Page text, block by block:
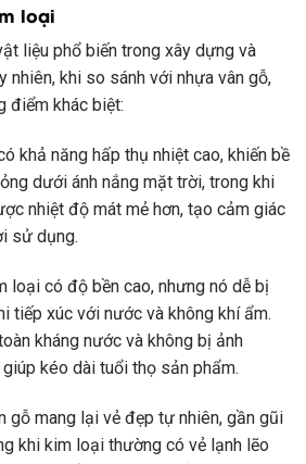
loại
liệu phổ biến trong xây dựng và
nhiên, khi so sánh với nhựa vân gỗ,
điểm khác biệt:
khả năng hấp thụ nhiệt cao, khiến bề
dưới ánh nắng mặt trời, trong khi
nhiệt độ mát mẻ hơn, tạo cảm giác
sử dụng.
loại có độ bền cao, nhưng nó dễ bị
tiếp xúc với nước và không khí ẩm.
kháng nước và không bị ảnh
kéo dài tuổi thọ sản phẩm.
gỗ mang lại vẻ đẹp tự nhiên, gần gũi
khi kim loại thường có vẻ lạnh lẽo